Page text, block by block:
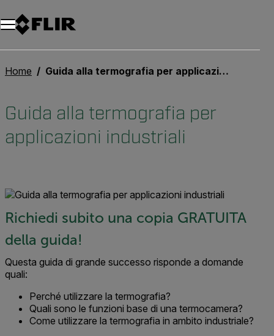
Unread messages
Modello
Rimuovi
articoli
articolo
Aggiungi al carrello
Aggiunto al carrello
Home Guida alla termografia per applicazioni industriali
Guida alla termografia per
applicazioni industriali
Richiedi subito una copia GRATUITA
della guida!
Questa guida di grande successo risponde a domande
quali:
Perché utilizzare la termografia?
Quali sono le funzioni base di una termocamera?
Come utilizzare la termografia in ambito industriale?